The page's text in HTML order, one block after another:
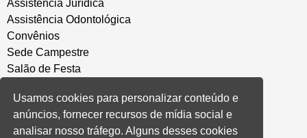
Assistência Jurídica
Assistência Odontológica
Convênios
Sede Campestre
Salão de Festa
CONVENÇÃO COLETIVA E ACORDOS
Usamos cookies para personalizar conteúdo e
anúncios, fornecer recursos de mídia social e
analisar nosso tráfego. Alguns desses cookies